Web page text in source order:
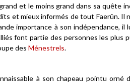
et le moins grand dans sa quête
et mieux informés de tout Faerûn. Il
importance à son indépendance,
font partie des personnes les plus
des Ménestrels.
à son chapeau pointu orné